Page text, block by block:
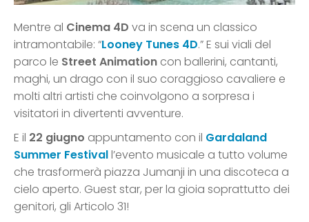
Mentre al Cinema 4D va in scena un classico
intramontabile: “Looney Tunes 4D.” E sui viali del
parco le Street Animation con ballerini, cantanti,
maghi, un drago con il suo coraggioso cavaliere e
molti altri artisti che coinvolgono a sorpresa i
visitatori in divertenti avventure.
E il 22 giugno appuntamento con il Gardaland
Summer Festivall’evento musicale a tutto volume
che trasformerà piazza Jumanji in una discoteca a
cielo aperto. Guest star, per la gioia soprattutto dei
genitori, gli Articolo 31!